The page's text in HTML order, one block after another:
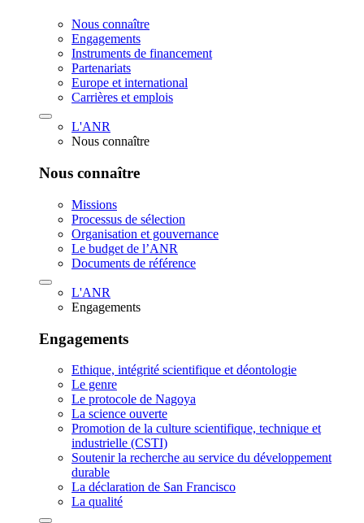
Nous connaître
Engagements
Instruments de financement
Partenariats
Europe et international
Carrières et emplois
L'ANR
Nous connaître
Nous connaître
Missions
Processus de sélection
Organisation et gouvernance
Le budget de l’ANR
Documents de référence
L'ANR
Engagements
Engagements
Ethique, intégrité scientifique et déontologie
Le genre
Le protocole de Nagoya
La science ouverte
Promotion de la culture scientifique, technique et
industrielle (CSTI)
Soutenir la recherche au service du développement
durable
La déclaration de San Francisco
La qualité